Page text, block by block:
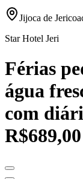
Jijoca de
Star Hotel Jeri
Férias
água
com
R$689,00